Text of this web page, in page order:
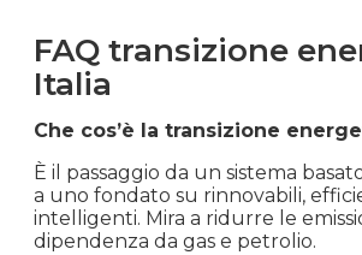
FAQ transizione
Italia
Che cos’è la transizione
È il passaggio da un sistema
a uno fondato su rinnovabili,
intelligenti. Mira a ridurre le
dipendenza da gas e petrolio.